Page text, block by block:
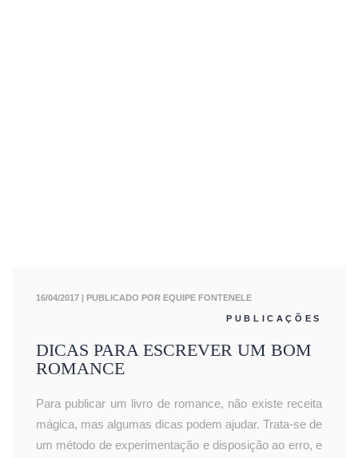
16/04/2017 | PUBLICADO POR EQUIPE FONTENELE
PUBLICAÇÕES
DICAS PARA ESCREVER UM BOM
ROMANCE
Para publicar um livro de romance, não existe receita
mágica, mas algumas dicas podem ajudar. Trata-se de
um método de experimentação e disposição ao erro, e